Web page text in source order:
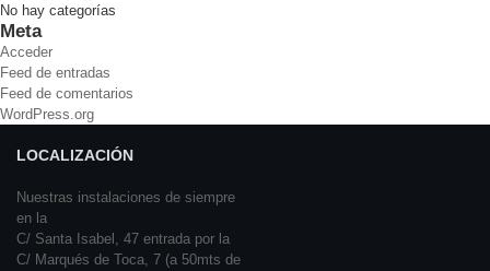
No hay categorías
Meta
Acceder
Feed de entradas
Feed de comentarios
WordPress.org
LOCALIZACIÓN
Nuestras instalaciones de siempre
en la
C/ Santa Isabel, 47 entrada por la
C/ Marqués de Toca, 7 (a 50mts de